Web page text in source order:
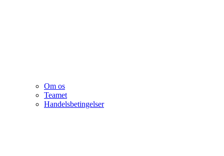
Om os
Teamet
Handelsbetingelser